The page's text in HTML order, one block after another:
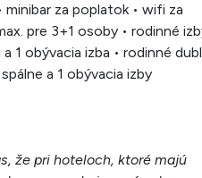
za poplatok • wifi za
pre 3+1 osoby • rodinné
1 obývacia izba • rodinné
a 1 obývacia izby
že pri hoteloch, ktoré majú